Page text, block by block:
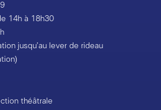
14h à 18h30
jusqu’au lever de rideau
théâtrale